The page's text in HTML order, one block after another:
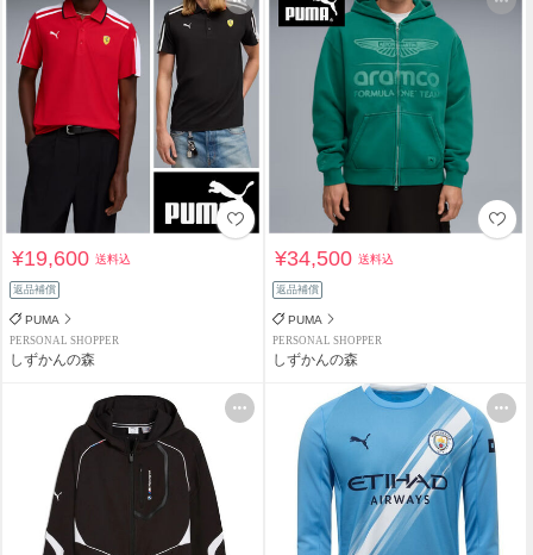
¥19,600送料込
返品補償
PUMA
PERSONAL SHOPPER
しずかんの森
¥34,500送料込
返品補償
PUMA
PERSONAL SHOPPER
しずかんの森